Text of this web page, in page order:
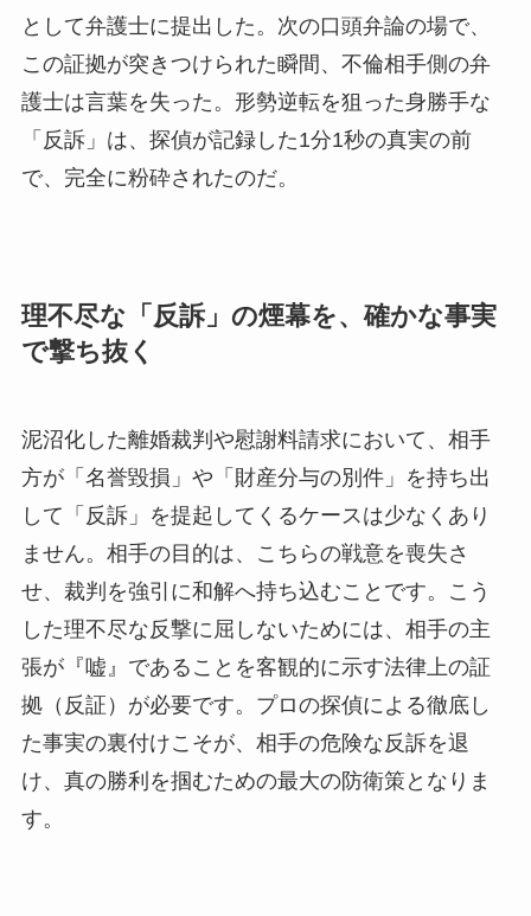
として弁護士に提出した。次の口頭弁論の場で、
この証拠が突きつけられた瞬間、不倫相手側の弁
護士は言葉を失った。形勢逆転を狙った身勝手な
「反訴」は、探偵が記録した1分1秒の真実の前
で、完全に粉砕されたのだ。
理不尽な「反訴」の煙幕を、確かな事実
で撃ち抜く
泥沼化した離婚裁判や慰謝料請求において、相手
方が「名誉毀損」や「財産分与の別件」を持ち出
して「反訴」を提起してくるケースは少なくあり
ません。相手の目的は、こちらの戦意を喪失さ
せ、裁判を強引に和解へ持ち込むことです。こう
した理不尽な反撃に屈しないためには、相手の主
張が『嘘』であることを客観的に示す法律上の証
拠（反証）が必要です。プロの探偵による徹底し
た事実の裏付けこそが、相手の危険な反訴を退
け、真の勝利を掴むための最大の防衛策となりま
す。